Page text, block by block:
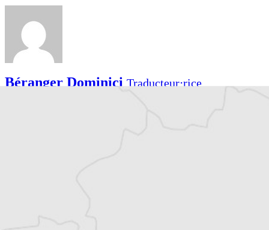
Béranger DominiciTraducteur⋅rice